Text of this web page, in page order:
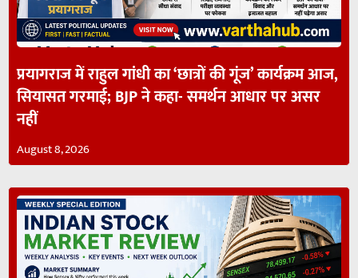
प्रयागराज में राहुल गांधी का ‘छात्रों की गूंज’ कार्यक्रम आज,
सियासत गरमाई; BJP ने कहा- समर्थन आधार पर असर
नहीं
August 8, 2026